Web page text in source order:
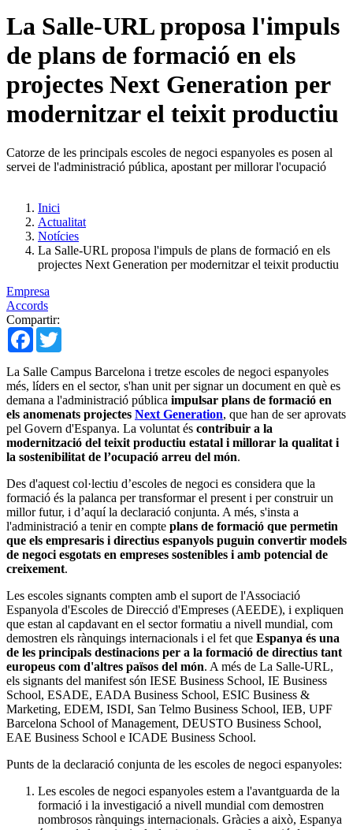
La Salle-URL proposa l'impuls
de plans de formació en els
projectes Next Generation per
modernitzar el teixit productiu
Catorze de les principals escoles de negoci espanyoles es posen al
servei de l'administració pública, apostant per millorar l'ocupació
Inici
Actualitat
Notícies
La Salle-URL proposa l'impuls de plans de formació en els
projectes Next Generation per modernitzar el teixit productiu
Empresa
Accords
Compartir:
Facebook
La Salle Campus Barcelona i tretze escoles de negoci espanyoles
més, líders en el sector, s'han unit per signar un document en què es
demana a l'administració pública impulsar plans de formació en
els anomenats projectes Next Generation, que han de ser aprovats
pel Govern d'Espanya. La voluntat és contribuir a la
modernització del teixit productiu estatal i millorar la qualitat i
la sostenibilitat de l’ocupació arreu del món.
Des d'aquest col·lectiu d’escoles de negoci es considera que la
formació és la palanca per transformar el present i per construir un
millor futur, i d’aquí la declaració conjunta. A més, s'insta a
l'administració a tenir en compte plans de formació que permetin
que els empresaris i directius espanyols puguin convertir models
de negoci esgotats en empreses sostenibles i amb potencial de
creixement.
Les escoles signants compten amb el suport de l'Associació
Espanyola d'Escoles de Direcció d'Empreses (AEEDE), i expliquen
que estan al capdavant en el sector formatiu a nivell mundial, com
demostren els rànquings internacionals i el fet que Espanya és una
de les principals destinacions per a la formació de directius tant
europeus com d'altres països del món. A més de La Salle-URL,
els signants del manifest són IESE Business School, IE Business
School, ESADE, EADA Business School, ESIC Business &
Marketing, EDEM, ISDI, San Telmo Business School, IEB, UPF
Barcelona School of Management, DEUSTO Business School,
EAE Business School e ICADE Business School.
Punts de la declaració conjunta de les escoles de negoci espanyoles:
Les escoles de negoci espanyoles estem a l'avantguarda de la
formació i la investigació a nivell mundial com demostren
nombrosos rànquings internacionals. Gràcies a això, Espanya